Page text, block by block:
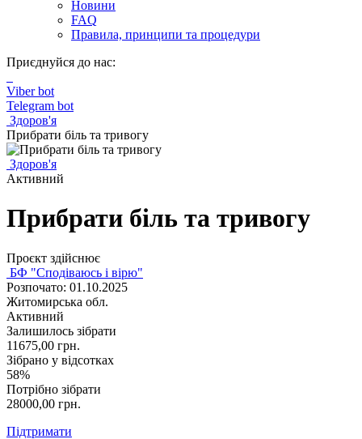
Новини
FAQ
Правила, принципи та процедури
Приєднуйся до нас:
Viber bot
Telegram bot
Здоров'я
Прибрати біль та тривогу
Здоров'я
Активний
Прибрати біль та тривогу
Проєкт здійснює
БФ "Сподіваюсь і вірю"
Розпочато: 01.10.2025
Житомирська обл.
Активний
Залишилось зібрати
11675,00 грн.
Зібрано у відсотках
58%
Потрібно зібрати
28000,00 грн.
Підтримати